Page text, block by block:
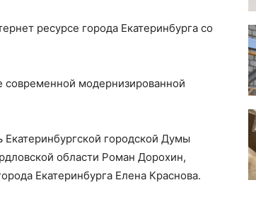
ресурсе города Екатеринбурга со
современной модернизированной
городской Думы
области Роман Дорохин,
Екатеринбурга Елена Краснова.